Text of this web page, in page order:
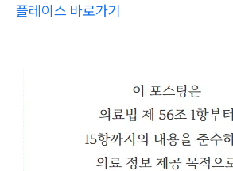
플레이스 바로가기